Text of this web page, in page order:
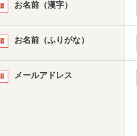
お名前（漢字）
お名前（ふりがな）
メールアドレス